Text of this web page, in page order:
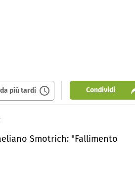
più tardi Condividi
Smotrich: "Fallimento